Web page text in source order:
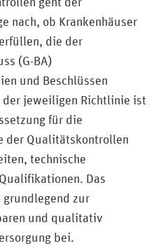
nach, ob Krankenhäuser
die der
(G-BA)
und Beschlüssen
jeweiligen Richtlinie ist
für die
der Qualitätskontrollen
technische
Das
grundlegend zur
und qualitativ
bei.